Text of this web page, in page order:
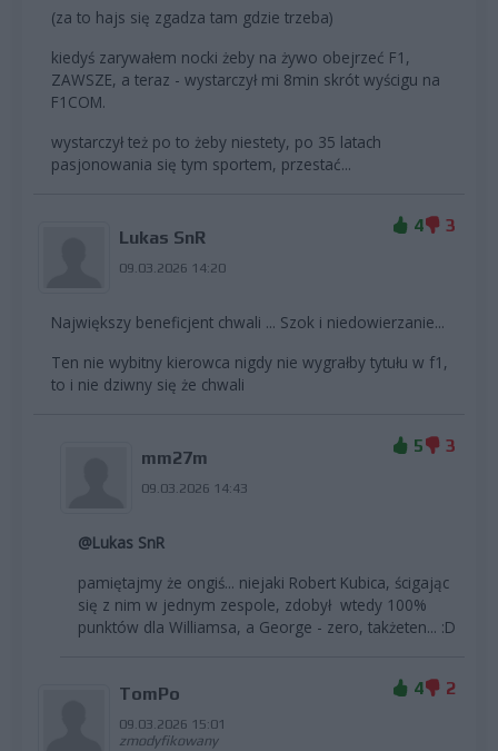
(za to hajs się zgadza tam gdzie trzeba)
kiedyś zarywałem nocki żeby na żywo obejrzeć F1,
ZAWSZE, a teraz - wystarczył mi 8min skrót wyścigu na
F1COM.
wystarczył też po to żeby niestety, po 35 latach
pasjonowania się tym sportem, przestać...
Lukas SnR
09.03.2026 14:20
4 3
Największy beneficjent chwali ... Szok i niedowierzanie...
Ten nie wybitny kierowca nigdy nie wygrałby tytułu w f1,
to i nie dziwny się że chwali
mm27m
09.03.2026 14:43
5 3
@Lukas SnR
pamiętajmy że ongiś... niejaki Robert Kubica, ścigając
się z nim w jednym zespole, zdobył wtedy 100%
punktów dla Williamsa, a George - zero, takżeten... :D
TomPo
09.03.2026 15:01
zmodyfikowany
4 2